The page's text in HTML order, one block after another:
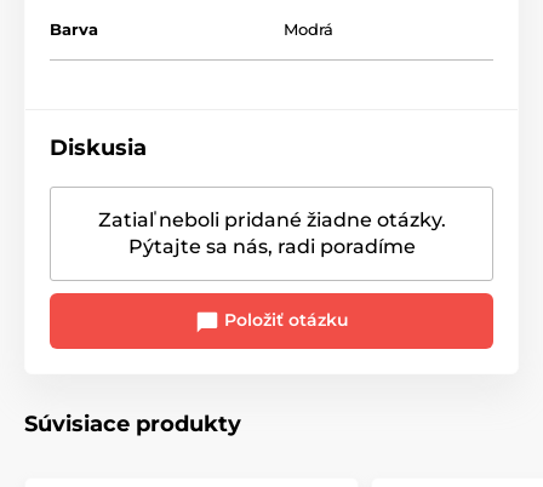
Původ
Barva Modrá
Diskusia
Zatiaľ neboli pridané žiadne otázky.
Pýtajte sa nás, radi poradíme
Položiť otázku
Súvisiace produkty